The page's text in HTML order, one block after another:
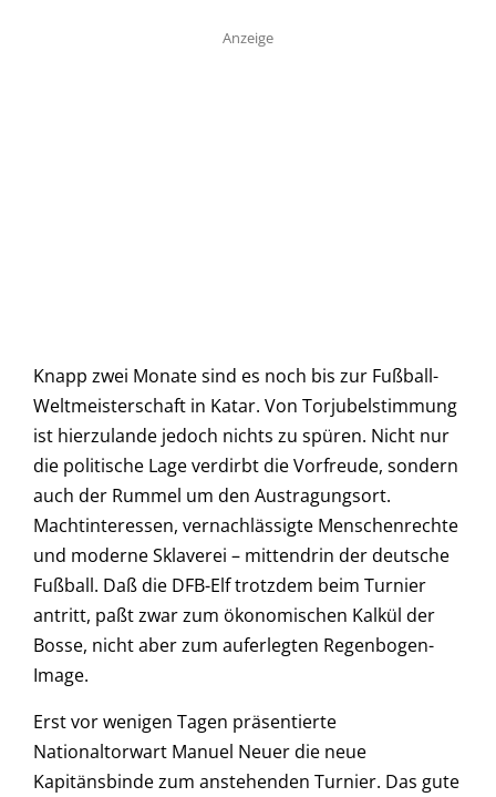
Anzeige
Knapp zwei Monate sind es noch bis zur Fußball-
Weltmeisterschaft in Katar. Von Torjubelstimmung
ist hierzulande jedoch nichts zu spüren. Nicht nur
die politische Lage verdirbt die Vorfreude, sondern
auch der Rummel um den Austragungsort.
Machtinteressen, vernachlässigte Menschenrechte
und moderne Sklaverei – mittendrin der deutsche
Fußball. Daß die DFB-Elf trotzdem beim Turnier
antritt, paßt zwar zum ökonomischen Kalkül der
Bosse, nicht aber zum auferlegten Regenbogen-
Image.
Erst vor wenigen Tagen präsentierte
Nationaltorwart Manuel Neuer die neue
Kapitänsbinde zum anstehenden Turnier. Das gute